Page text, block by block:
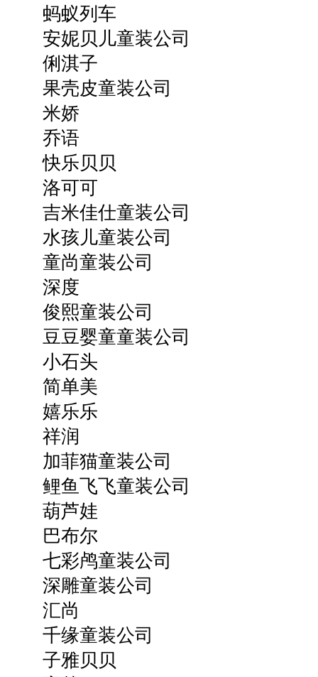
蚂蚁列车
安妮贝儿童装公司
俐淇子
果壳皮童装公司
米娇
乔语
快乐贝贝
洛可可
吉米佳仕童装公司
水孩儿童装公司
童尚童装公司
深度
俊熙童装公司
豆豆婴童童装公司
小石头
简单美
嬉乐乐
祥润
加菲猫童装公司
鲤鱼飞飞童装公司
葫芦娃
巴布尔
七彩鸬童装公司
深雕童装公司
汇尚
千缘童装公司
子雅贝贝